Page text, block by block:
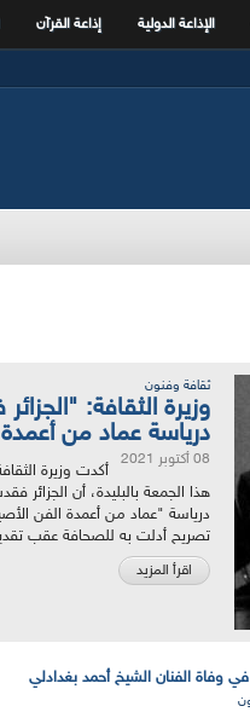
الإذاعة الدولية إذاعة القرآن
ثقافة وفنون
وزيرة الثقافة:
درياسة عماد من
08 أكتوبر 2021
أكدت وزيرة
هذا الجمعة بالبليدة، أن الجزائر
درياسة "عماد من أعمدة الفن
تصريح أدلت به للصحافة عقب
اقرأ المزيد
في وفاة الفنان الشيخ أحمد بغدادلي